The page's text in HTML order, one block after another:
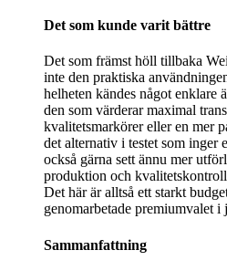
Det som kunde varit bättre
Det som främst höll tillbaka
inte den praktiska
helheten kändes något enklare
den som värderar maximal
kvalitetsmarkörer eller en mer
det alternativ i testet som inger
också gärna sett ännu mer
produktion och
Det här är alltså ett starkt
genomarbetade premiumvalet i
Sammanfattning